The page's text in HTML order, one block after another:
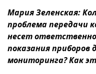
Мария Зеленская:
проблема передачи
несет
показания приборов
мониторинга? Как